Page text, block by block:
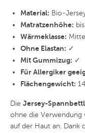
Material: Bio-
Matratzenhöhe:
Wärmeklasse:
Ohne Elastan: ✓
Mit Gummizug: ✓
Für Allergiker
Flächengewicht:
Die Jersey-
ohne die Verwendung
auf der Haut an. Dank